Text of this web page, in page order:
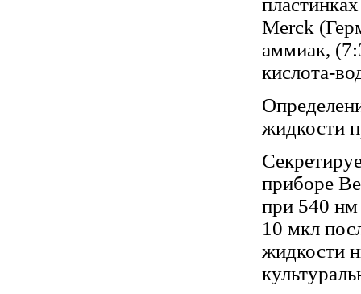
Merck
аммиак,
кислота-
жидкости
приборе
при 540 нм
10 мкл
жидкости